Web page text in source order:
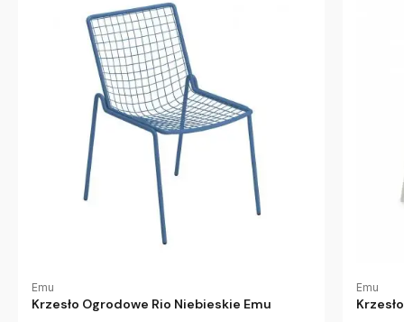
Emu
Krzesło Ogrodowe Rio Niebieskie Emu
Emu